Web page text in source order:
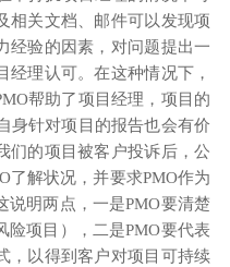
相关文档、邮件可以发现项
经验的因素，对问题提出一
理认可。在这种情况下，
帮助了项目经理，项目的
身针对项目的报告也会有价
们的项目被客户投诉后，公
了解状况，并要求PMO作为
说明两点，一是PMO要清楚
险项目），二是PMO要代表
，以得到客户对项目可持续